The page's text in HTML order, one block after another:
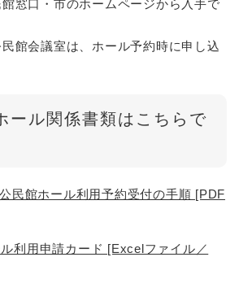
・市のホームページから入手で
館会議室は、ホール予約時に申し込
ール関係書類はこちらで
民館ホール利用予約受付の手順 [PDF
利用申請カード [Excelファイル／